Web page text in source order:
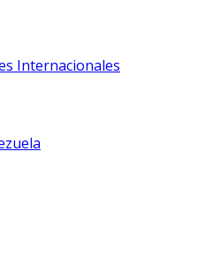
Internacionales